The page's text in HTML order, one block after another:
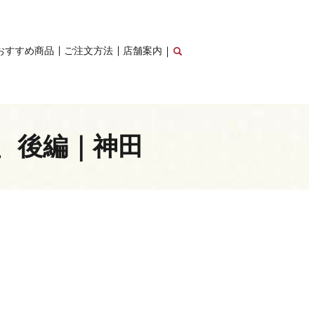
すすめ商品 ご注文方法 店舗案内
後編｜神田